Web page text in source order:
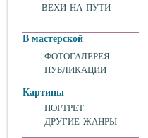
ВЕХИ НА ПУТИ
В мастерской
ФОТОГАЛЕРЕЯ
ПУБЛИКАЦИИ
Картины
ПОРТРЕТ
ДРУГИЕ ЖАНРЫ